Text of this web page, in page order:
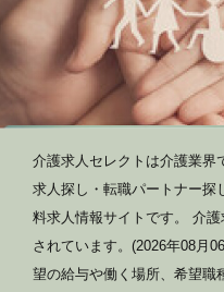
介護求人セレクトは介護業界
求人探し・転職パートナー探
料求人情報サイトです。 介
されています。(2026年08月
望の給与や働く場所、希望職